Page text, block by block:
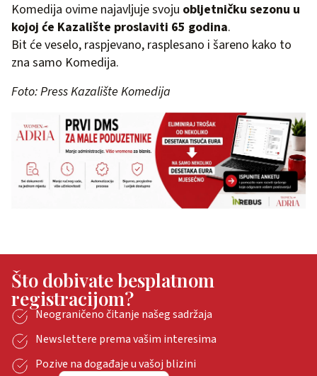
Komedija ovime najavljuje svoju obljetničku sezonu u
kojoj će Kazalište proslaviti 65 godina.
Bit će veselo, raspjevano, rasplesano i šareno kako to
zna samo Komedija.
Foto: Press Kazalište Komedija
Što dobivate besplatnom
registracijom?
Neograničeno čitanje našeg sadržaja
Newslettere prema vašim interesima
Pozive na događaje u vašoj blizini